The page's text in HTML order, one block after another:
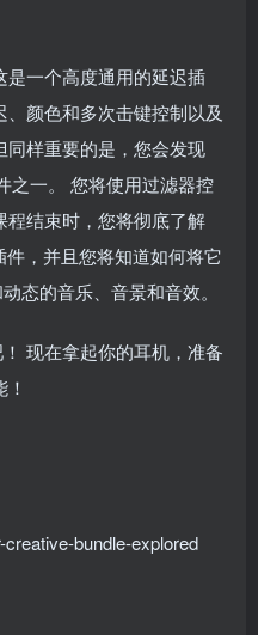
一个高度通用的延迟插
颜色和多次击键控制以及
样重要的是，您会发现
之一。 您将使用过滤器控
结束时，您将彻底了解
，并且您将知道如何将它
态的音乐、音景和音效。
现在拿起你的耳机，准备
bundle-explored